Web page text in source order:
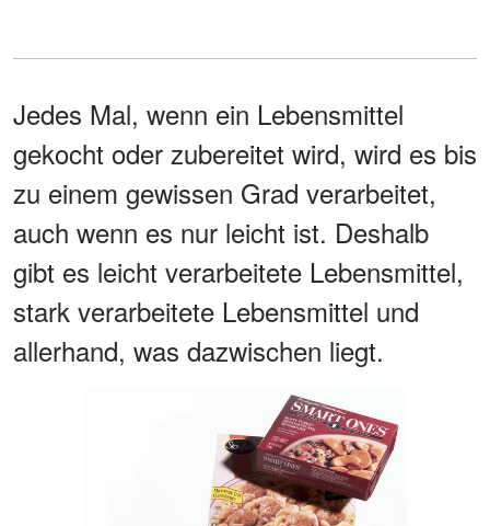
Jedes Mal, wenn ein Lebensmittel
gekocht oder zubereitet wird, wird es bis
zu einem gewissen Grad verarbeitet,
auch wenn es nur leicht ist. Deshalb
gibt es leicht verarbeitete Lebensmittel,
stark verarbeitete Lebensmittel und
allerhand, was dazwischen liegt.